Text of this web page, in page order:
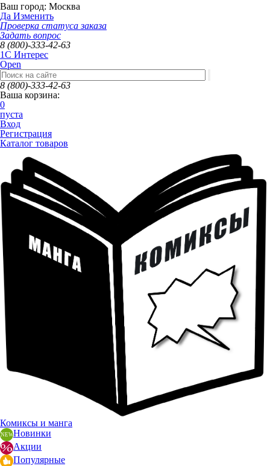
Ваш город: Москва
Да Изменить
Проверка статуса заказа
Задать вопрос
8 (800)-333-42-63
1C Интерес
Open
8 (800)-333-42-63
Ваша корзина:
0
пуста
Вход
Регистрация
Каталог товаров
Комиксы и манга
Новинки
Акции
Популярные